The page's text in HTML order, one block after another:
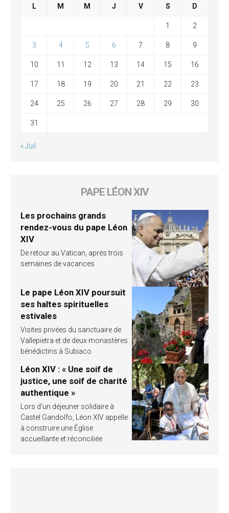
L M M J V S D
1 2
3 4 5 6 7 8 9
10 11 12 13 14 15 16
17 18 19 20 21 22 23
24 25 26 27 28 29 30
31
« Juil
PAPE LÉON XIV
Les prochains grands
rendez-vous du pape Léon
XIV
De retour au Vatican, après trois
semaines de vacances
Le pape Léon XIV poursuit
ses haltes spirituelles
estivales
Visites privées du sanctuaire de
Vallepietra et de deux monastères
bénédictins à Subiaco
Léon XIV : « Une soif de
justice, une soif de charité
authentique »
Lors d’un déjeuner solidaire à
Castel Gandolfo, Léon XIV appelle
à construire une Église
accueillante et réconciliée